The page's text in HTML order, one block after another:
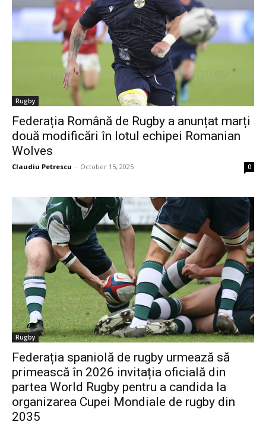
Rugby
Federația Română de Rugby a anunțat marți
două modificări în lotul echipei Romanian
Wolves
Claudiu Petrescu - October 15, 2025 0
Rugby
Federația spaniolă de rugby urmează să
primească în 2026 invitația oficială din
partea World Rugby pentru a candida la
organizarea Cupei Mondiale de rugby din
2035